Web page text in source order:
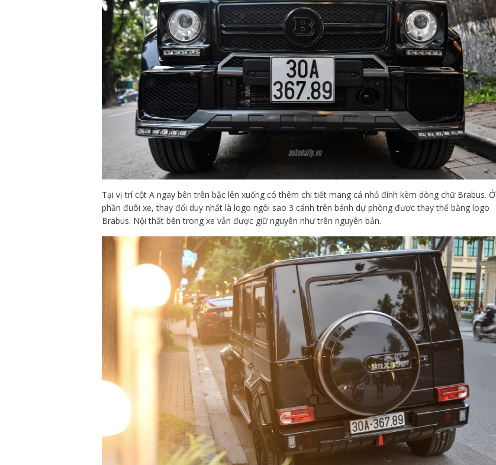
Tại vị trí cột A ngay bên trên bậc lên xuống có thêm chi tiết mang cá nhỏ đính kèm dòng chữ Brabus. Ở
phần đuôi xe, thay đổi duy nhất là logo ngôi sao 3 cánh trên bánh dự phòng được thay thế bằng logo
Brabus. Nội thất bên trong xe vẫn được giữ nguyên như trên nguyên bản.